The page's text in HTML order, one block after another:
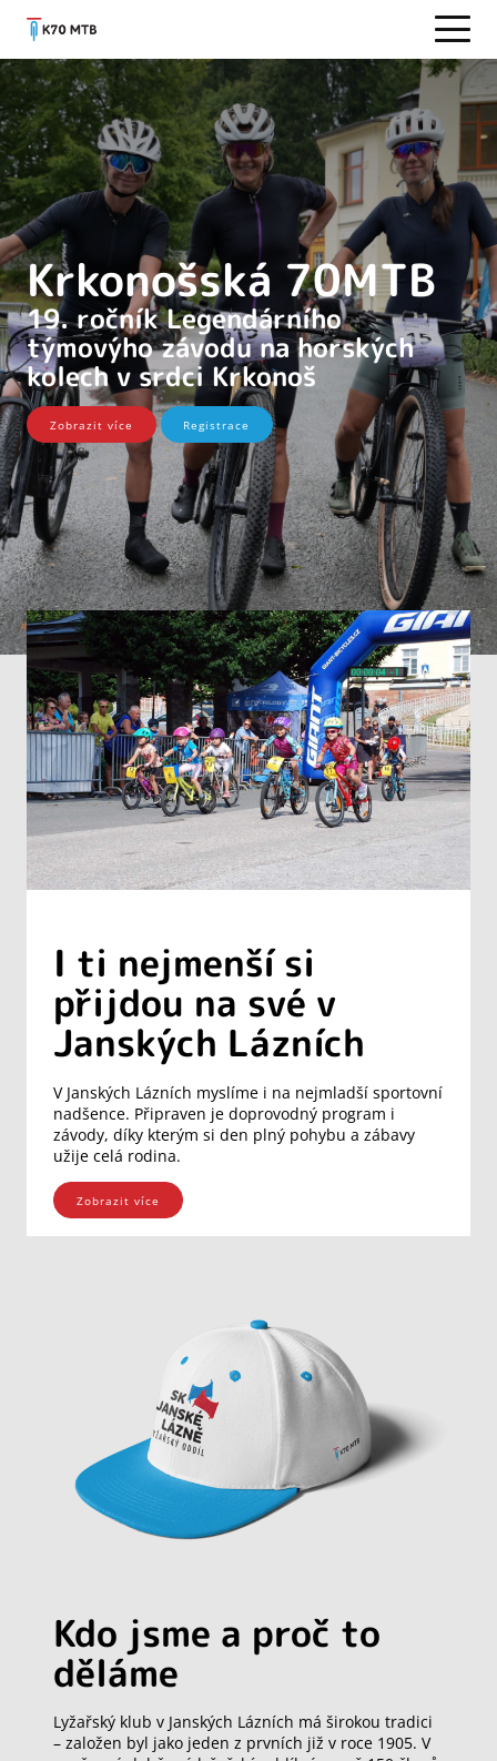
Krkonošská 70MTB
19. ročník Legendárního
týmovýho závodu na horských
kolech v srdci Krkonoš
Zobrazit více Registrace
I ti nejmenší si
přijdou na své v
Janských Lázních
V Janských Lázních myslíme i na nejmladší sportovní
nadšence. Připraven je doprovodný program i
závody, díky kterým si den plný pohybu a zábavy
užije celá rodina.
Zobrazit více
Kdo jsme a proč to
děláme
Lyžařský klub v Janských Lázních má širokou tradici
– založen byl jako jeden z prvních již v roce 1905. V